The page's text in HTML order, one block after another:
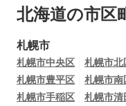
北海道の市区
札幌市
札幌市中央区 札幌市北
札幌市豊平区
札幌市南
札幌市手稲区
札幌市清